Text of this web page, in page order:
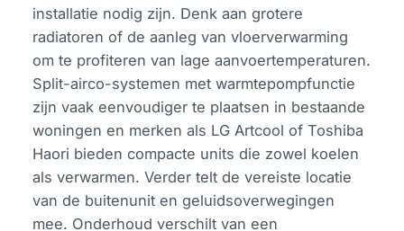
installatie nodig zijn. Denk aan grotere
radiatoren of de aanleg van vloerverwarming
om te profiteren van lage aanvoertemperaturen.
Split-airco-systemen met warmtepompfunctie
zijn vaak eenvoudiger te plaatsen in bestaande
woningen en merken als LG Artcool of Toshiba
Haori bieden compacte units die zowel koelen
als verwarmen. Verder telt de vereiste locatie
van de buitenunit en geluidsoverwegingen
mee. Onderhoud verschilt van een